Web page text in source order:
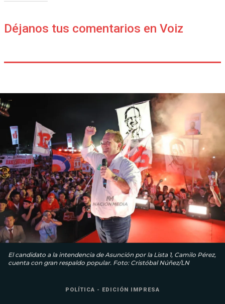
Déjanos tus comentarios en Voiz
El candidato a la intendencia de Asunción por la Lista 1, Camilo Pérez,
cuenta con gran respaldo popular. Foto: Cristóbal Núñez/LN
POLÍTICA - EDICIÓN IMPRESA